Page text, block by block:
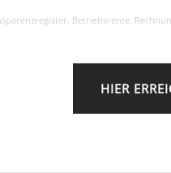
, Betriebsrente,
HIER